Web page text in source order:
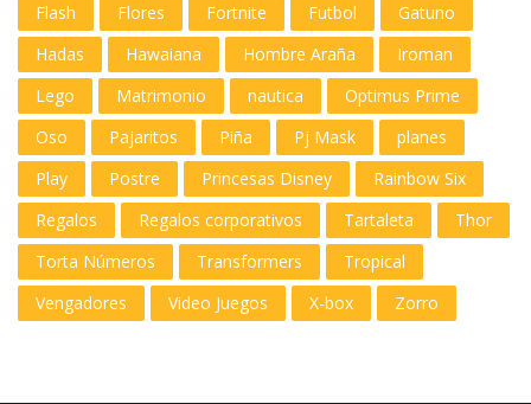
Flash
Flores Fortnite Futbol
Gatuno
Hadas
Hawaiana Hombre Araña
Iroman
Lego
Matrimonio nautica
Optimus Prime
Oso
Pajaritos Piña Pj Mask
planes
Play
Postre Princesas Disney
Rainbow Six
Regalos
Regalos corporativos Tartaleta
Thor
Torta Números
Transformers
Tropical
Vengadores
Video Juegos X-box Zorro